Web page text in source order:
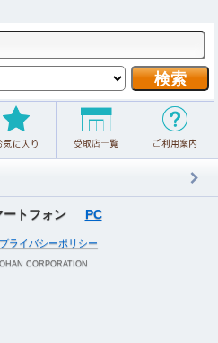
ートフォン PC
プライバシーポリシー
CORPORATION